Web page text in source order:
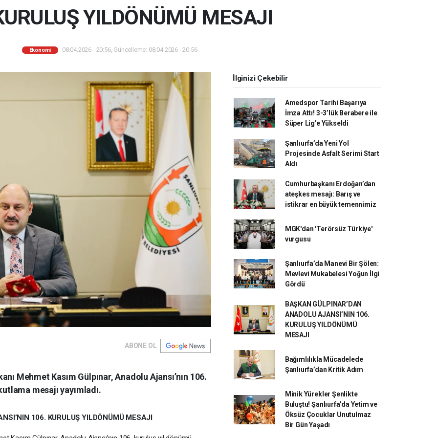
YILDÖNÜMÜ MESAJI
Ekonomi 08.04.2026 - 20:56, Güncelleme: 08.04.2026 - 20:56
ABONE OL
Mehmet Kasım Gülpınar, Anadolu Ajansı’nın 106.
mesajı yayımladı.
106. KURULUŞ YILDÖNÜMÜ MESAJI
İlginizi Çekebilir
Amedspor Tarihi Başarıya
İmza Attı! 3-3’lük Berabere ile
Süper Lig’e Yükseldi
Şanlıurfa’da Yeni Yol
Projesinde Asfalt Serimi Start
Aldı
Cumhurbaşkanı Erdoğan’dan
ateşkes mesajı: Barış ve
istikrar en büyük temennimiz
MGK'dan 'Terörsüz Türkiye'
vurgusu
Şanlıurfa’da Manevi Bir Şölen:
Mevlevi Mukabelesi Yoğun İlgi
Gördü
BAŞKAN GÜLPINAR’DAN
ANADOLU AJANSI’NIN 106.
KURULUŞ YILDÖNÜMÜ
MESAJI
Bağımlılıkla Mücadelede
Şanlıurfa’dan Kritik Adım
Minik Yürekler Şenlikte
Buluştu! Şanlıurfa’da Yetim ve
Öksüz Çocuklar Unutulmaz
Bir Gün Yaşadı